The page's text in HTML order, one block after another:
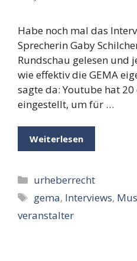
Habe noch mal das
Sprecherin Gaby
Rundschau gelesen und
wie effektiv die GEMA
sagte da: Youtube hat
eingestellt, um für …
Weiterlesen
Kategorien
urheberrecht
Schlagwörter
gema, Interviews,
veranstalter